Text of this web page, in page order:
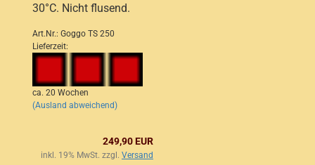
30°C. Nicht flusend.
Art.Nr.: Goggo TS 250
Lieferzeit:
ca. 20 Wochen
(Ausland abweichend)
249,90 EUR
inkl. 19% MwSt. zzgl. Versand